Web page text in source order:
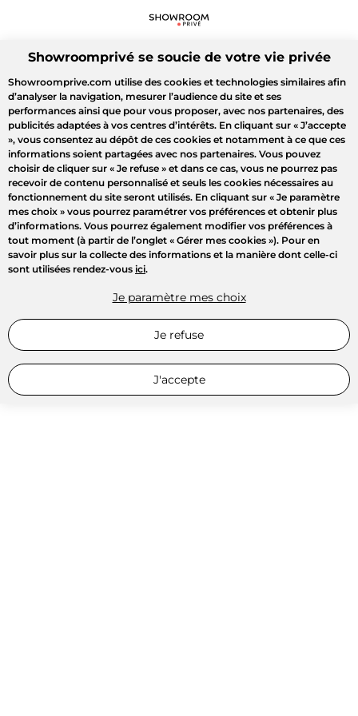
Showroomprivé se soucie de votre vie privée
Showroomprive.com utilise des cookies et technologies similaires afin
d’analyser la navigation, mesurer l’audience du site et ses
performances ainsi que pour vous proposer, avec nos partenaires, des
publicités adaptées à vos centres d’intérêts. En cliquant sur « J’accepte
», vous consentez au dépôt de ces cookies et notamment à ce que ces
informations soient partagées avec nos partenaires. Vous pouvez
choisir de cliquer sur « Je refuse » et dans ce cas, vous ne pourrez pas
recevoir de contenu personnalisé et seuls les cookies nécessaires au
fonctionnement du site seront utilisés. En cliquant sur « Je paramètre
mes choix » vous pourrez paramétrer vos préférences et obtenir plus
d’informations. Vous pourrez également modifier vos préférences à
tout moment (à partir de l’onglet « Gérer mes cookies »). Pour en
savoir plus sur la collecte des informations et la manière dont celle-ci
sont utilisées rendez-vous ici.
Je paramètre mes choix
Je refuse
J'accepte